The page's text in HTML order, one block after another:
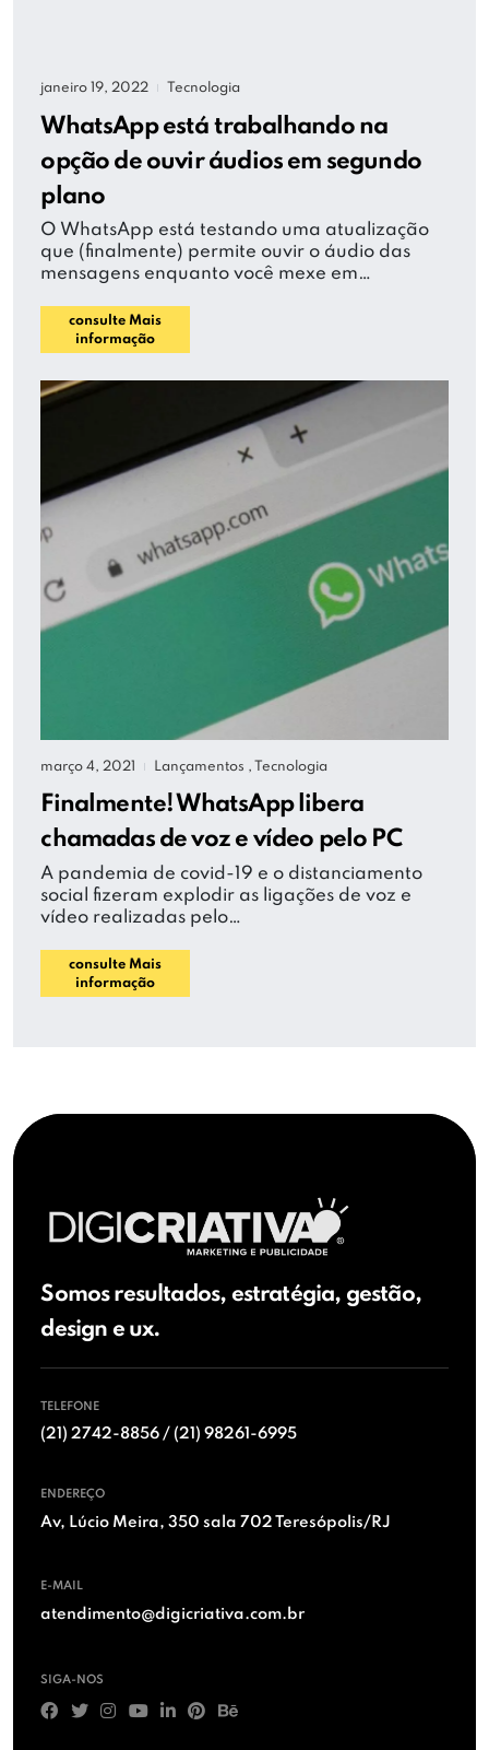
janeiro 19, 2022 Tecnologia
WhatsApp está trabalhando na
opção de ouvir áudios em segundo
plano
O WhatsApp está testando uma atualização
que (finalmente) permite ouvir o áudio das
mensagens enquanto você mexe em…
consulte Mais
informação
março 4, 2021 Lançamentos , Tecnologia
Finalmente! WhatsApp libera
chamadas de voz e vídeo pelo PC
A pandemia de covid-19 e o distanciamento
social fizeram explodir as ligações de voz e
vídeo realizadas pelo…
consulte Mais
informação
Somos resultados, estratégia, gestão,
design e ux.
TELEFONE
(21) 2742-8856 / (21) 98261-6995
ENDEREÇO
Av, Lúcio Meira, 350 sala 702 Teresópolis/RJ
E-MAIL
atendimento@digicriativa.com.br
SIGA-NOS